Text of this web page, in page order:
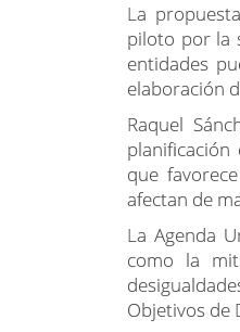
La
piloto por la
entidades
elaboración
Raquel
que
afectan de
La Agenda
como la
Objetivos de